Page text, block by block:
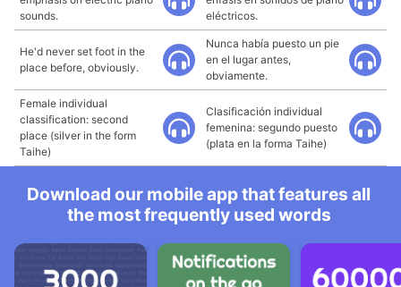
sounds.
eléctricos.
He'd never set foot in the
place before, obviously.
Nunca había puesto un pie
en el lugar antes,
obviamente.
Female individual
classification: second
place (silver in the form
Taihe)
Clasificación individual
femenina: segundo puesto
(plata en la forma Taihe)
Download our mobile app that features all
the most frequently used words